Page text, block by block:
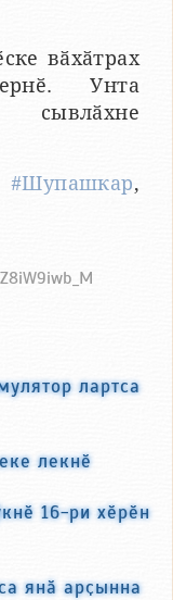
вӑхӑтрах
Унта
сывлӑхне
#Шупашкар,
лартса
лекнӗ
16-ри хӗрӗн
янӑ арҫынна